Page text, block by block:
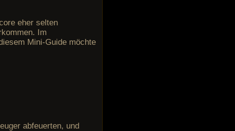
eher selten
Im
Mini-Guide möchte
abfeuerten, und